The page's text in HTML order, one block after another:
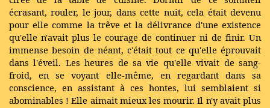
écrasant, rouler, le jour, dans cette nuit, cela était devenu
pour elle comme la trêve et la délivrance d'une existence
qu'elle n'avait plus le courage de continuer ni de finir. Un
immense besoin de néant, c'était tout ce qu'elle éprouvait
dans l'éveil. Les heures de sa vie qu'elle vivait de sang-
froid, en se voyant elle-même, en regardant dans sa
conscience, en assistant à ces hontes, lui semblaient si
abominables ! Elle aimait mieux les mourir. Il n'y avait plus